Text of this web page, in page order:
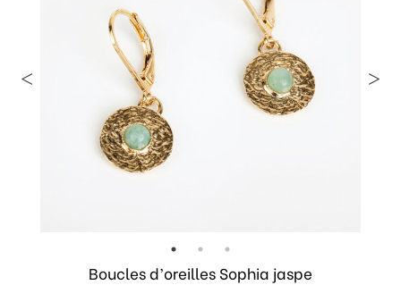
Boutique
Créateur
Contact
Boucles d’oreilles Sophia jaspe